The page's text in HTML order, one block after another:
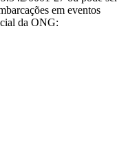
em eventos
da ONG: